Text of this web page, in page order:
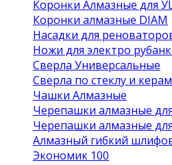
Коронки Алмазные для
Коронки алмазные DIAM
Насадки для
Ножи для электро
Сверла Универсальные
Сверла по стеклу и
Чашки Алмазные
Черепашки алмазные
Черепашки алмазные
Алмазный гибкий
Экономик 100